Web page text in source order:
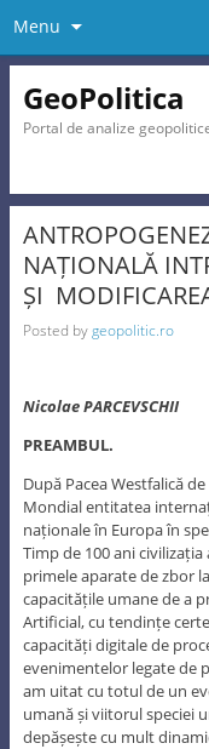
Menu
GeoPolitica
Portal de analize
NAȚIONALĂ
ȘI
Posted bygeopolitic.ro
Nicolae PARCEVSCHII
PREAMBUL.
După Pacea Westfalică
Mondial entitatea
naționale în Europa în
Timp de 100 ani
primele aparate de zbor
capacitățile umane de a
Artificial, cu tendințe
capacități digitale de
evenimentelor legate de
am uitat cu totul de un
umană și viitorul speciei
depășește cu mult